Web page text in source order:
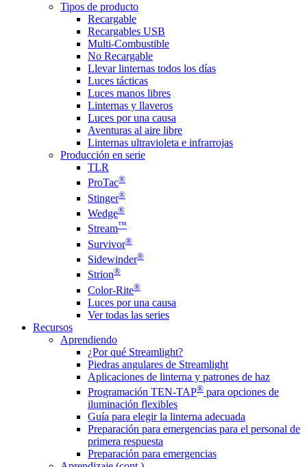
Tipos de producto
Recargable
Recargables USB
Multi-Combustible
No Recargable
Llevar linternas todos los días
Luces tácticas
Luces manos libres
Linternas y llaveros
Luces por una causa
Aventuras al aire libre
Linternas ultravioleta e infrarrojas
Producción en serie
TLR
ProTac®
Stinger®
Wedge®
Stream™
Survivor®
Sidewinder®
Strion®
Color-Rite®
Luces por una causa
Ver todas las series
Recursos
Aprendiendo
¿Por qué Streamlight?
Piedras angulares de Streamlight
Aplicaciones de linterna y patrones de haz
Programación TEN-TAP® para opciones de
iluminación flexibles
Guía para elegir la linterna adecuada
Preparación para emergencias para el personal de
primera respuesta
Preparación para emergencias